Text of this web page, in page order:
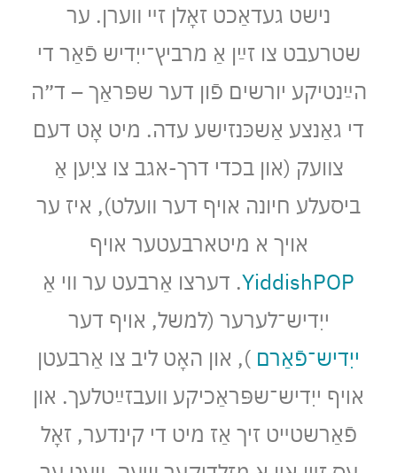
נישט געדאַכט זאָלן זײ װערן. ער
שטרעבט צו זײַן אַ מרביץ־ייִדיש פֿאַר די
הײַנטיקע יורשים פֿון דער שפּראַך – ד״ה
די גאַנצע אַשכּנזישע עדה. מיט אָט דעם
צװעק (און בכדי דרך-אגב צו ציִען אַ
ביסעלע חיונה אױף דער װעלט), איז ער
אויך א מיטארבעטער אויף
YiddishPOP. דערצו אַרבעט ער װי אַ
ייִדיש־לערער (למשל, אױף דער
ייִדיש־פֿאַרם ), און האָט ליב צו אַרבעטן
אױף ייִדיש־שפּראַכיקע װעבזײַטלעך. און
פֿאַרשטײט זיך אַז מיט די קינדער, זאָל